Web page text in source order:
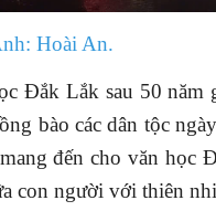
Hoài An.
Lắk sau 50 năm
bào cácdân tộc
đến cho văn
con người với thiên